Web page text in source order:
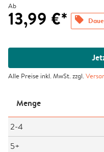
Ab
13,99 €* offers
Alle Preise inkl. MwSt. zzgl.
Menge
2-4
5+